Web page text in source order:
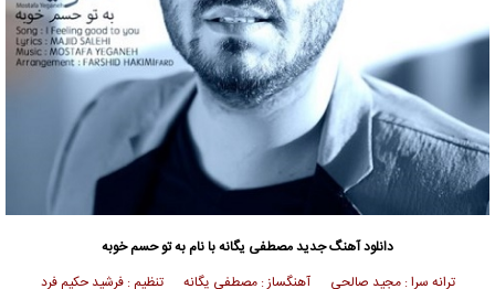
دانلود آهنگ جدیدمصطفی یگانهبا نام به تو حسم خوبه
ترانه سرا : مجید صالحی آهنگساز : مصطفی یگانه تنظیم : فرشید حکیم فرد